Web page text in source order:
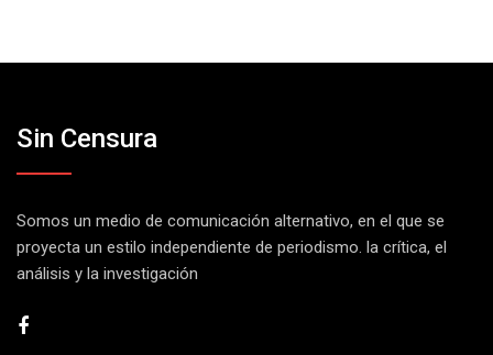
Sin Censura
Somos un medio de comunicación alternativo, en el que se
proyecta un estilo independiente de periodismo. la crítica, el
análisis y la investigación